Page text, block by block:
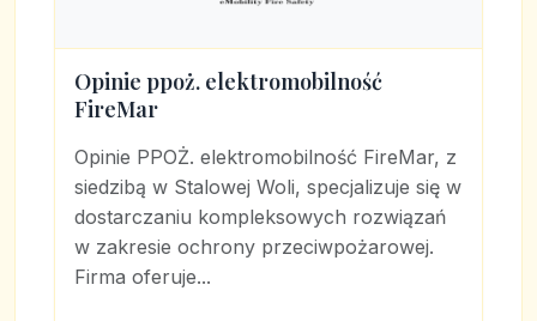
Opinie ppoż. elektromobilność
FireMar
Opinie PPOŻ. elektromobilność FireMar, z
siedzibą w Stalowej Woli, specjalizuje się w
dostarczaniu kompleksowych rozwiązań
w zakresie ochrony przeciwpożarowej.
Firma oferuje...